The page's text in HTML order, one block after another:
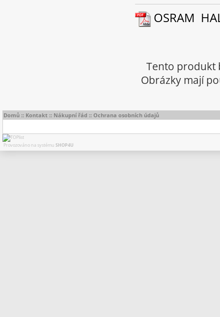
OSRAM
Tento produkt
Obrázky mají
Domů :: Kontakt :: Nákupní řád :: Ochrana osobních údajů
Provozováno na systému SHOP4U